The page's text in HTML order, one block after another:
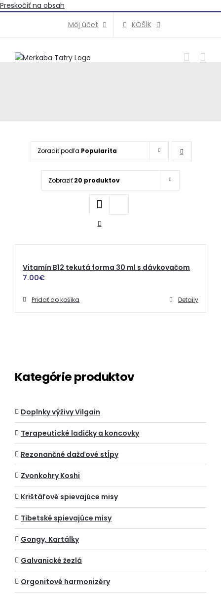
Preskočiť na obsah
Môj účet
KOŠÍK
Zoradiť podľa Popularita
Zobraziť20 produktov
Vitamín B12 tekutá forma 30 ml s dávkovačom
7.00€
Pridať do košíka Detaily
Kategórie produktov
Doplnky výživy Vilgain
Terapeutické ladičky a koncovky
Rezonančné dažďové stĺpy
Zvonkohry Koshi
Krištáľové spievajúce misy
Tibetské spievajúce misy
Gongy, Kartálky
Galvanické žezlá
Orgonitové harmonizéry